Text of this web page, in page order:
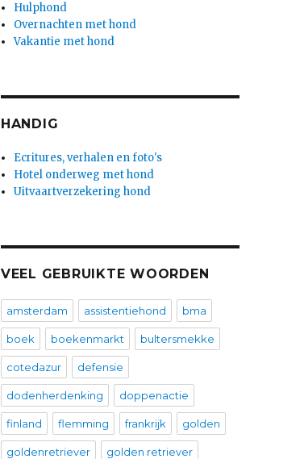
Hulphond
Overnachten met hond
Vakantie met hond
HANDIG
Ecritures, verhalen en foto's
Hotel onderweg met hond
Uitvaartverzekering hond
VEEL GEBRUIKTE WOORDEN
amsterdam assistentiehond bma
boek boekenmarkt bultersmekke
cotedazur defensie
dodenherdenking doppenactie
finland flemming frankrijk golden
goldenretriever golden retriever